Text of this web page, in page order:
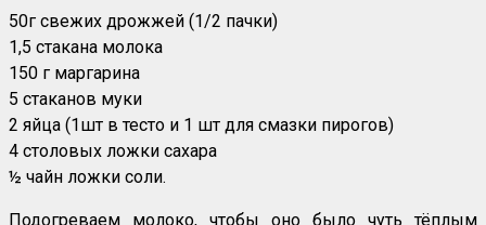
50г свежих дрожжей (1/2 пачки)
1,5 стакана молока
150 г маргарина
5 стаканов муки
2 яйца (1шт в тесто и 1 шт для смазки пирогов)
4 столовых ложки сахара
½ чайн ложки соли.
Подогреваем молоко, чтобы оно было чуть тёплым